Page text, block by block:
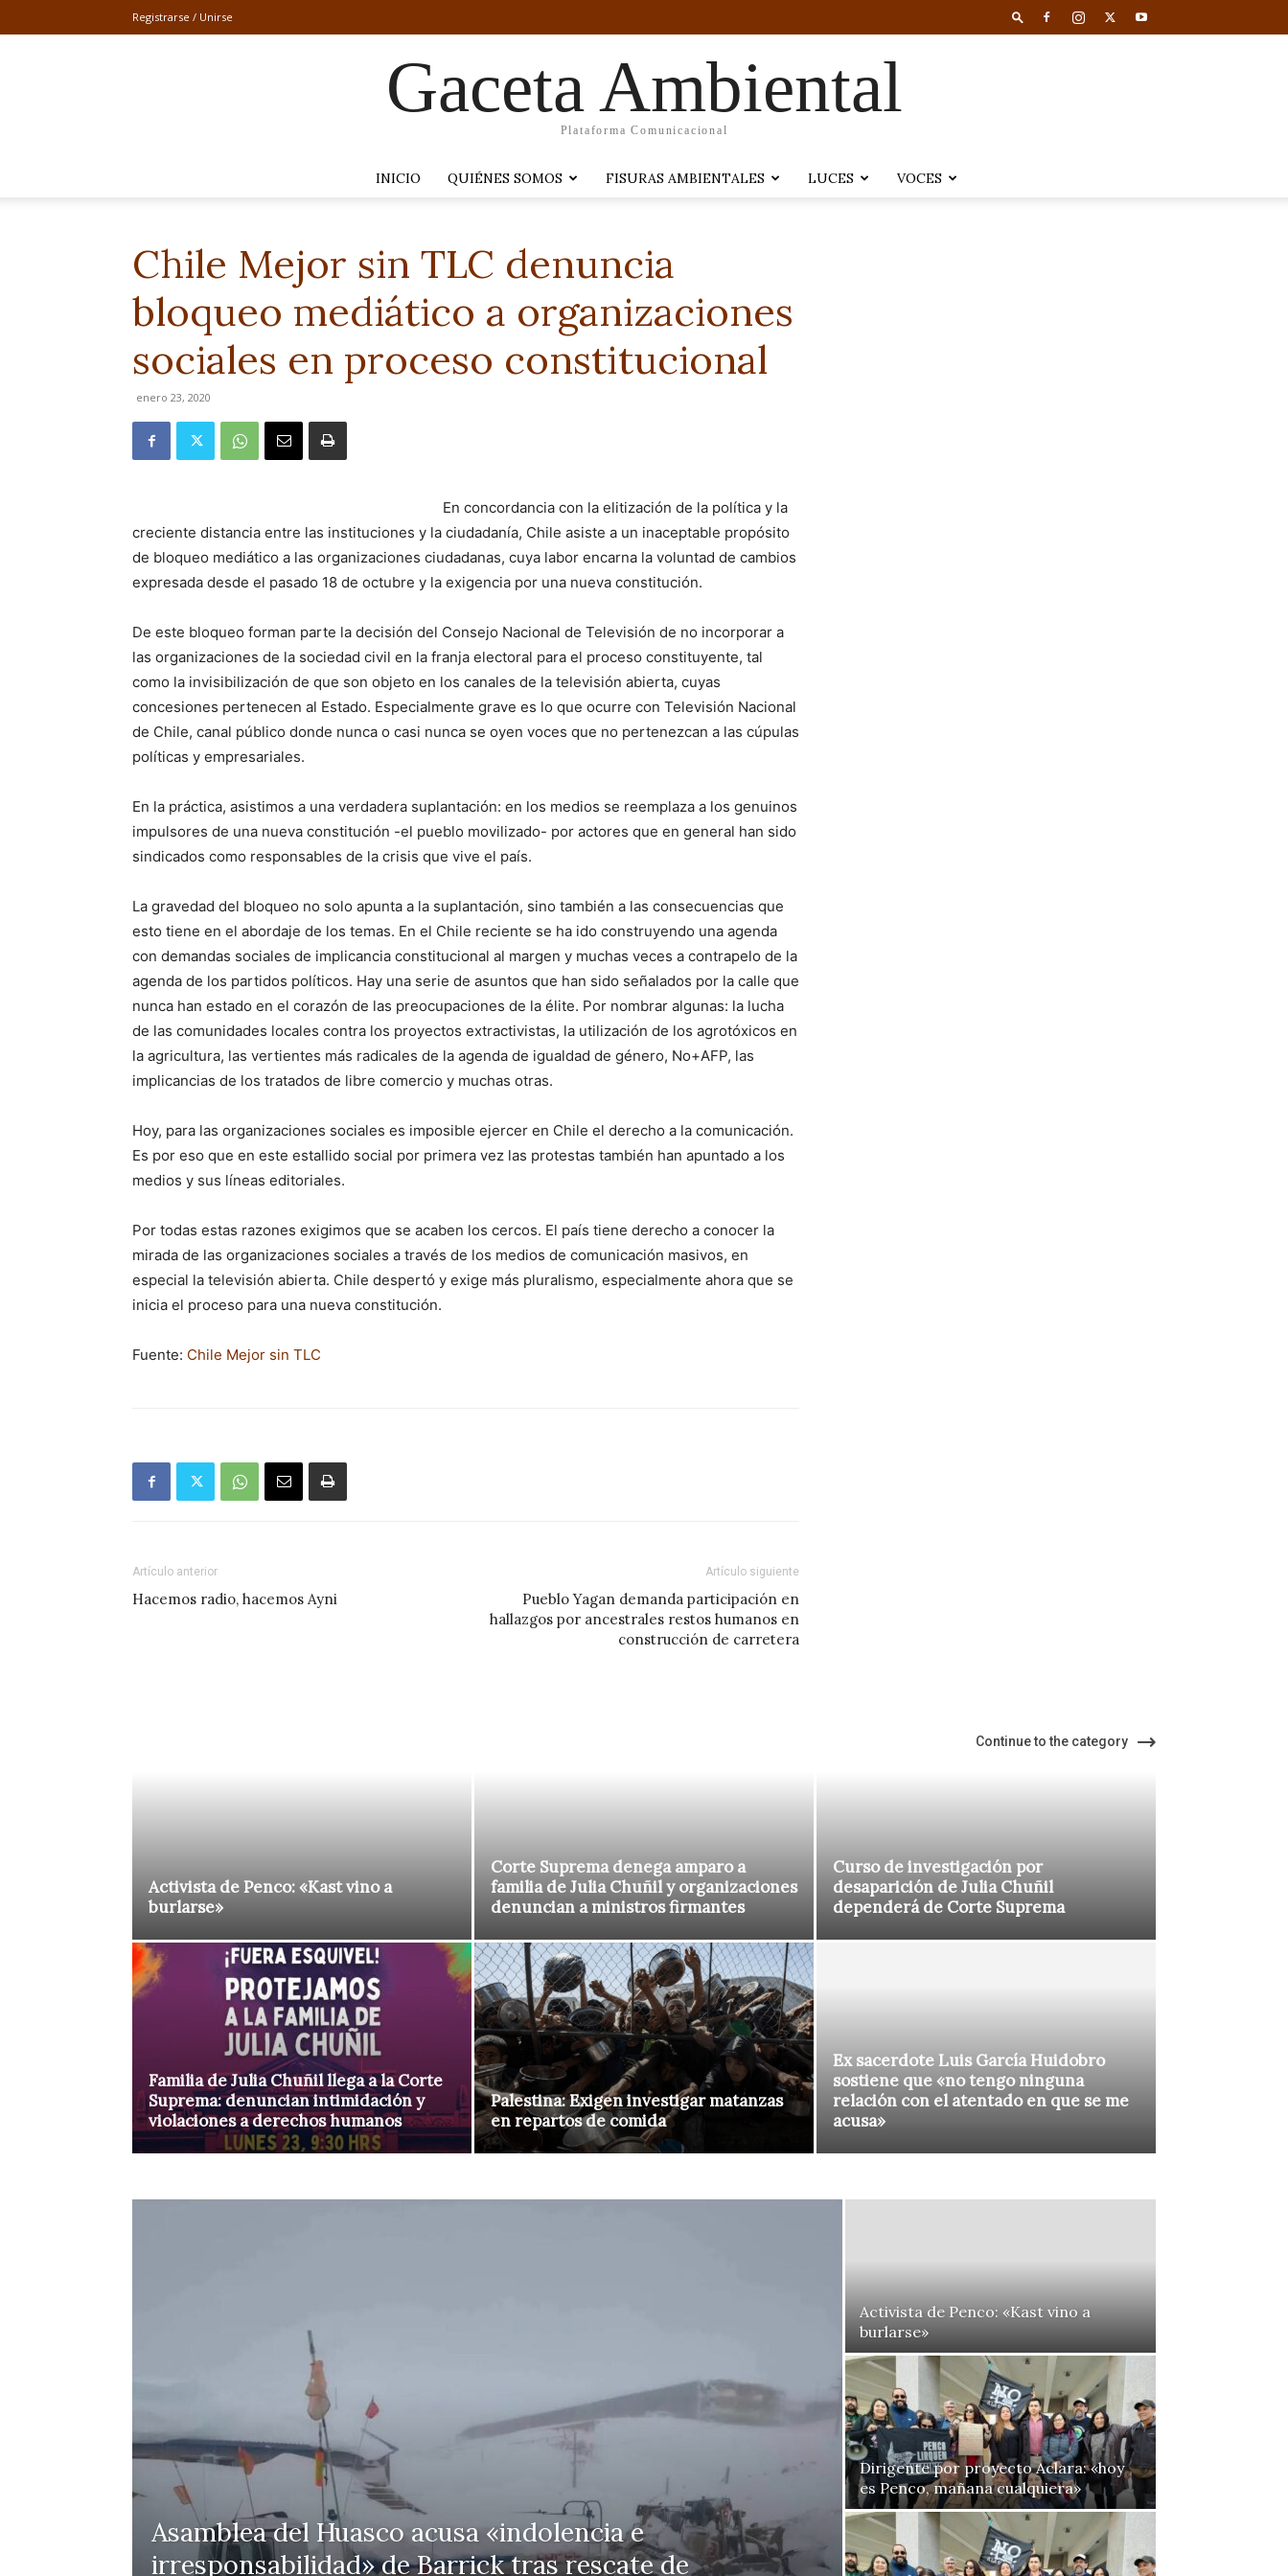
Registrarse / Unirse
Gaceta Ambiental
Plataforma Comunicacional
INICIO QUIÉNES SOMOS FISURAS AMBIENTALES LUCES VOCES
Chile Mejor sin TLC denuncia
bloqueo mediático a organizaciones
sociales en proceso constitucional
enero 23, 2020
En concordancia con la elitización de la política y la
creciente distancia entre las instituciones y la ciudadanía, Chile asiste a un inaceptable propósito
de bloqueo mediático a las organizaciones ciudadanas, cuya labor encarna la voluntad de cambios
expresada desde el pasado 18 de octubre y la exigencia por una nueva constitución.
De este bloqueo forman parte la decisión del Consejo Nacional de Televisión de no incorporar a
las organizaciones de la sociedad civil en la franja electoral para el proceso constituyente, tal
como la invisibilización de que son objeto en los canales de la televisión abierta, cuyas
concesiones pertenecen al Estado. Especialmente grave es lo que ocurre con Televisión Nacional
de Chile, canal público donde nunca o casi nunca se oyen voces que no pertenezcan a las cúpulas
políticas y empresariales.
En la práctica, asistimos a una verdadera suplantación: en los medios se reemplaza a los genuinos
impulsores de una nueva constitución -el pueblo movilizado- por actores que en general han sido
sindicados como responsables de la crisis que vive el país.
La gravedad del bloqueo no solo apunta a la suplantación, sino también a las consecuencias que
esto tiene en el abordaje de los temas. En el Chile reciente se ha ido construyendo una agenda
con demandas sociales de implicancia constitucional al margen y muchas veces a contrapelo de la
agenda de los partidos políticos. Hay una serie de asuntos que han sido señalados por la calle que
nunca han estado en el corazón de las preocupaciones de la élite. Por nombrar algunas: la lucha
de las comunidades locales contra los proyectos extractivistas, la utilización de los agrotóxicos en
la agricultura, las vertientes más radicales de la agenda de igualdad de género, No+AFP, las
implicancias de los tratados de libre comercio y muchas otras.
Hoy, para las organizaciones sociales es imposible ejercer en Chile el derecho a la comunicación.
Es por eso que en este estallido social por primera vez las protestas también han apuntado a los
medios y sus líneas editoriales.
Por todas estas razones exigimos que se acaben los cercos. El país tiene derecho a conocer la
mirada de las organizaciones sociales a través de los medios de comunicación masivos, en
especial la televisión abierta. Chile despertó y exige más pluralismo, especialmente ahora que se
inicia el proceso para una nueva constitución.
Fuente: Chile Mejor sin TLC
Artículo anterior
Hacemos radio, hacemos Ayni
Artículo siguiente
Pueblo Yagan demanda participación en
hallazgos por ancestrales restos humanos en
construcción de carretera
Continue to the category
Activista de Penco: «Kast vino a
burlarse»
Corte Suprema denega amparo a
familia de Julia Chuñil y organizaciones
denuncian a ministros firmantes
Curso de investigación por
desaparición de Julia Chuñil
dependerá de Corte Suprema
Familia de Julia Chuñil llega a la Corte
Suprema: denuncian intimidación y
violaciones a derechos humanos
Palestina: Exigen investigar matanzas
en repartos de comida
Ex sacerdote Luis García Huidobro
sostiene que «no tengo ninguna
relación con el atentado en que se me
acusa»
Asamblea del Huasco acusa «indolencia e
irresponsabilidad» de Barrick tras rescate de
Activista de Penco: «Kast vino a
burlarse»
Dirigente por proyecto Aclara: «hoy
es Penco, mañana cualquiera»